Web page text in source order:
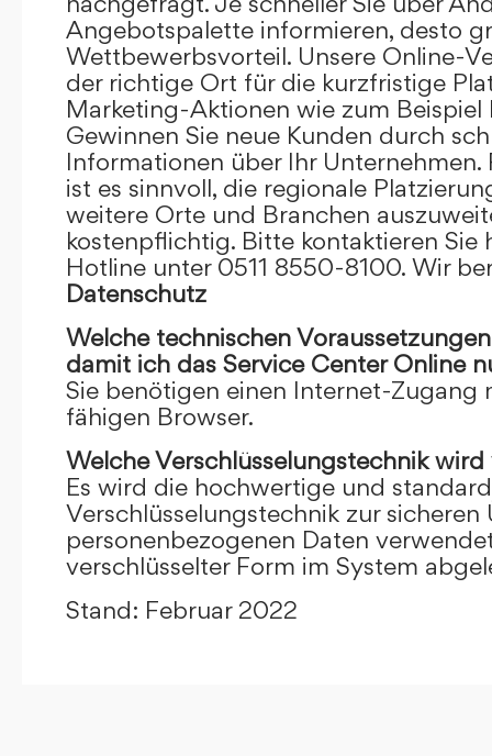
Angebotspalette informieren, desto
Wettbewerbsvorteil. Unsere Online-
der richtige Ort für die kurzfristige
Marketing-Aktionen wie zum Beispiel
Gewinnen Sie neue Kunden durch
Informationen über Ihr Unternehmen.
ist es sinnvoll, die regionale
weitere Orte und Branchen
kostenpflichtig. Bitte kontaktieren Sie
Hotline unter 0511 8550-8100. Wir
Datenschutz
Welche technischen
damit ich das Service Center Online
Sie benötigen einen Internet-Zugang
fähigen Browser.
Welche Verschlüsselungstechnik
Es wird die hochwertige und
Verschlüsselungstechnik zur
personenbezogenen Daten
verschlüsselter Form im System
Stand: Februar 2022